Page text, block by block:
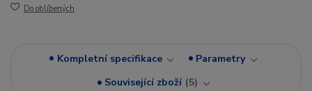
Do oblíbených
Kompletní specifikace
Parametry
Související zboží 5